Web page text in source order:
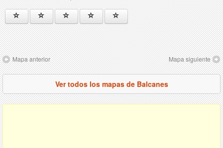
Mapa anterior Mapa siguiente
Ver todos los mapas de Balcanes